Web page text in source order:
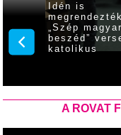
Idén is
„Szép magyar
beszéd”
katolikus
A ROVAT